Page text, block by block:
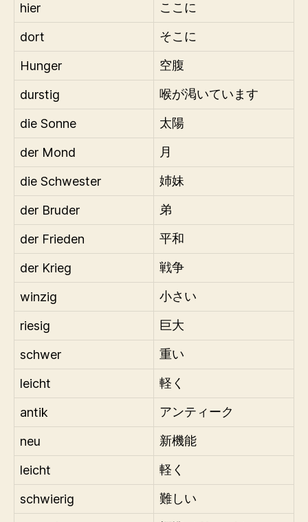
hier ここに
dort そこに
Hunger 空腹
durstig 喉が渇いています
die Sonne 太陽
der Mond 月
die Schwester 姉妹
der Bruder 弟
der Frieden 平和
der Krieg 戦争
winzig 小さい
riesig 巨大
schwer 重い
leicht 軽く
antik アンティーク
neu 新機能
leicht 軽く
schwierig 難しい